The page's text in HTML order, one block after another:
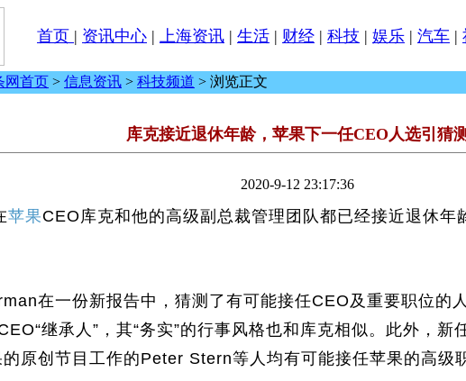
首页 | 资讯中心 | 上海资讯 | 生活 | 财经 | 科技 | 娱乐 | 汽车 |
网首页 > 信息资讯 > 科技频道 > 浏览正文
库克接近退休年龄，苹果下一任CEO人选引猜测
2020-9-12 23:17:36
苹果CEO库克和他的高级副总裁管理团队都已经接近退休
在一份新报告中，猜测了有可能接任CEO及重要职位的
继承人”，其“务实”的行事风格也和库克相似。此外，
原创节目工作的Peter Stern等人均有可能接任苹果的高级